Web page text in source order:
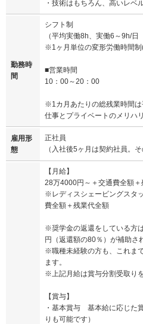
・技術はもちろん、高いレベ
勤務時
間
シフト制
（平均実働8h、実働6～9h/日
※1ヶ月単位の変形労働時間
■営業時間
10：00～20：00
※1カ月あたりの総残業時間は
仕事とプライベートのメリハ
雇用形
態
正社員
（入社後5ヶ月は契約社員。
【月給】
28万4000円～＋交通費全額＋
※レディスシェービングスタ
費全額＋残業代全額
※奨学金の返還をしている方
円（返還額の80％）が補助さ
※職種未経験の方も、これま
ます。
※上記月給は賞与分割受取り
【賞与】
・基本賞与 基本給に応じた
りも可能です）